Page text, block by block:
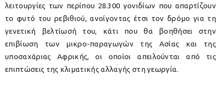
λειτουργίες των περίπου 28.300 γονιδίων που απαρτίζουν
το φυτό του ρεβιθιού, ανοίγοντας έτσι τον δρόμο για τη
γενετική βελτίωσή του, κάτι που θα βοηθήσει στην
επιβίωση των μικρο-παραγωγών της Ασίας και της
υποσαχάριας Αφρικής, οι οποίοι απειλούνται από τις
επιπτώσεις της κλιματικής αλλαγής στη γεωργία.